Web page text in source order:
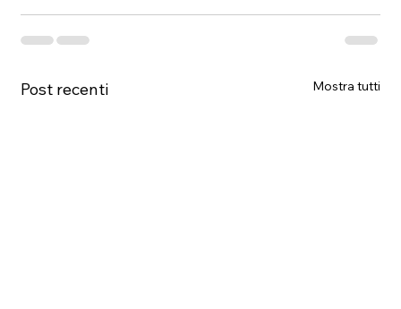
Post recenti Mostra tutti